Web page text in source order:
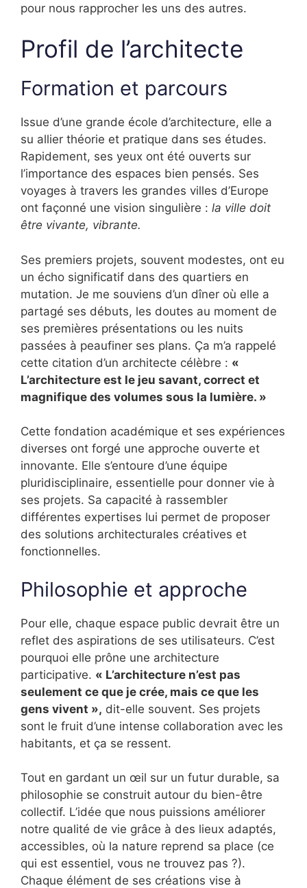
pour nous rapprocher les uns des autres.
Profil de l’architecte
Formation et parcours
Issue d’une grande école d’architecture, elle a
su allier théorie et pratique dans ses études.
Rapidement, ses yeux ont été ouverts sur
l’importance des espaces bien pensés. Ses
voyages à travers les grandes villes d’Europe
ont façonné une vision singulière : la ville doit
être vivante, vibrante.
Ses premiers projets, souvent modestes, ont eu
un écho significatif dans des quartiers en
mutation. Je me souviens d’un dîner où elle a
partagé ses débuts, les doutes au moment de
ses premières présentations ou les nuits
passées à peaufiner ses plans. Ça m’a rappelé
cette citation d’un architecte célèbre : «
L’architecture est le jeu savant, correct et
magnifique des volumes sous la lumière. »
Cette fondation académique et ses expériences
diverses ont forgé une approche ouverte et
innovante. Elle s’entoure d’une équipe
pluridisciplinaire, essentielle pour donner vie à
ses projets. Sa capacité à rassembler
différentes expertises lui permet de proposer
des solutions architecturales créatives et
fonctionnelles.
Philosophie et approche
Pour elle, chaque espace public devrait être un
reflet des aspirations de ses utilisateurs. C’est
pourquoi elle prône une architecture
participative. « L’architecture n’est pas
seulement ce que je crée, mais ce que les
gens vivent », dit-elle souvent. Ses projets
sont le fruit d’une intense collaboration avec les
habitants, et ça se ressent.
Tout en gardant un œil sur un futur durable, sa
philosophie se construit autour du bien-être
collectif. L’idée que nous puissions améliorer
notre qualité de vie grâce à des lieux adaptés,
accessibles, où la nature reprend sa place (ce
qui est essentiel, vous ne trouvez pas ?).
Chaque élément de ses créations vise à